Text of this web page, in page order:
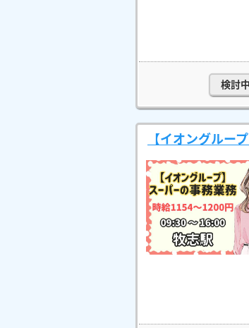
検討
【イオングルー